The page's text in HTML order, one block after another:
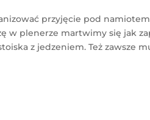
przyjęcie pod
w plenerze martwimy się jak
z jedzeniem. Też zawsze